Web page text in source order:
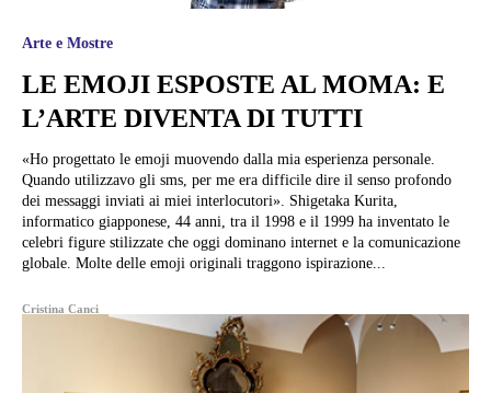
Arte e Mostre
LE EMOJI ESPOSTE AL MOMA: E
L’ARTE DIVENTA DI TUTTI
«Ho progettato le emoji muovendo dalla mia esperienza personale.
Quando utilizzavo gli sms, per me era difficile dire il senso profondo
dei messaggi inviati ai miei interlocutori». Shigetaka Kurita,
informatico giapponese, 44 anni, tra il 1998 e il 1999 ha inventato le
celebri figure stilizzate che oggi dominano internet e la comunicazione
globale. Molte delle emoji originali traggono ispirazione...
Cristina Canci